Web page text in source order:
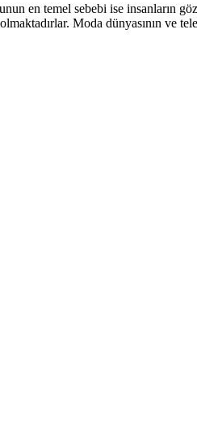
en temel sebebi ise insanların
Moda dünyasının ve